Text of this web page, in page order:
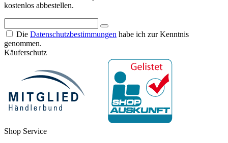
kostenlos abbestellen.
Die Datenschutzbestimmungen habe ich zur Kenntnis
genommen.
Käuferschutz
Shop Service